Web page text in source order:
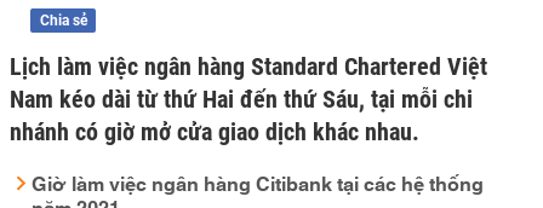
Chia sẻ
Lịch làm việc ngân hàng Standard Chartered Việt
Nam kéo dài từ thứ Hai đến thứ Sáu, tại mỗi chi
nhánh có giờ mở cửa giao dịch khác nhau.
Giờ làm việc ngân hàng Citibank tại các hệ thống